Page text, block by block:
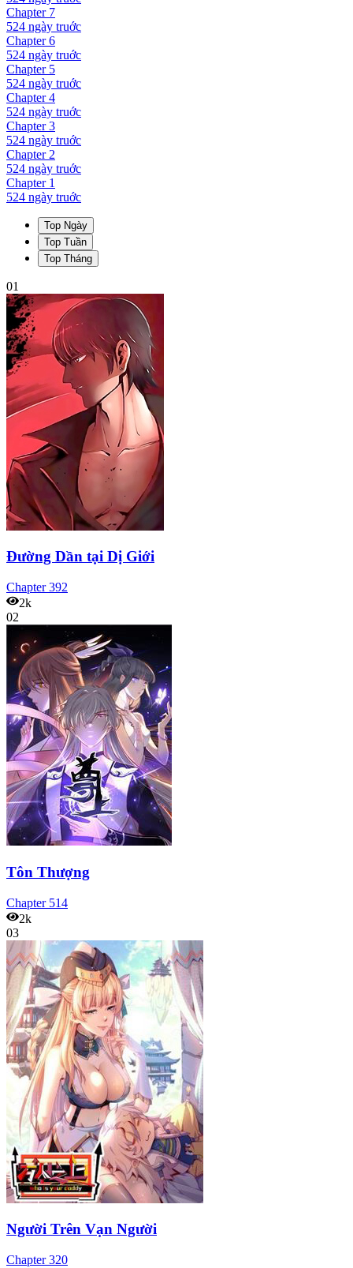
Chapter 7
524 ngày truớc
Chapter6
524 ngày truớc
Chapter 5
524 ngày truớc
Chapter4
524 ngày truớc
Chapter3
524 ngày truớc
Chapter 2
524 ngày truớc
Chapter 1
524 ngày truớc
Top Ngày
Top Tuần
Top Tháng
01
Đường Dần tại Dị Giới
Chapter392
2k
02
Tôn Thượng
Chapter 514
2k
03
Người Trên Vạn Người
Chapter320